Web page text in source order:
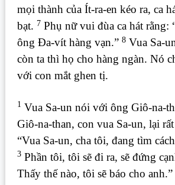
mọi thành của Ít-ra-en kéo ra, ca
bạt. 7 Phụ nữ vui đùa ca hát rằng:
ông Đa-vít hàng vạn.” 8Vua Sa-
còn ta thì họ cho hàng ngàn. Nó
với con mắt ghen tị.
1 Vua Sa-un nói với ông Giô-na-
Giô-na-than, con vua Sa-un, lại
“Vua Sa-un, cha tôi, đang tìm
3Phần tôi, tôi sẽ đi ra, sẽ đứng
Thấy thế nào, tôi sẽ báo cho anh.”